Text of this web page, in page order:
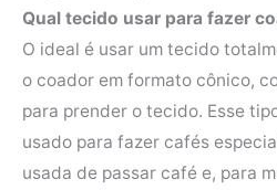
Qual tecido usar para fazer
O ideal é usar um tecido
o coador em formato cônico,
para prender o tecido. Esse
usado para fazer cafés
usada de passar café e, para